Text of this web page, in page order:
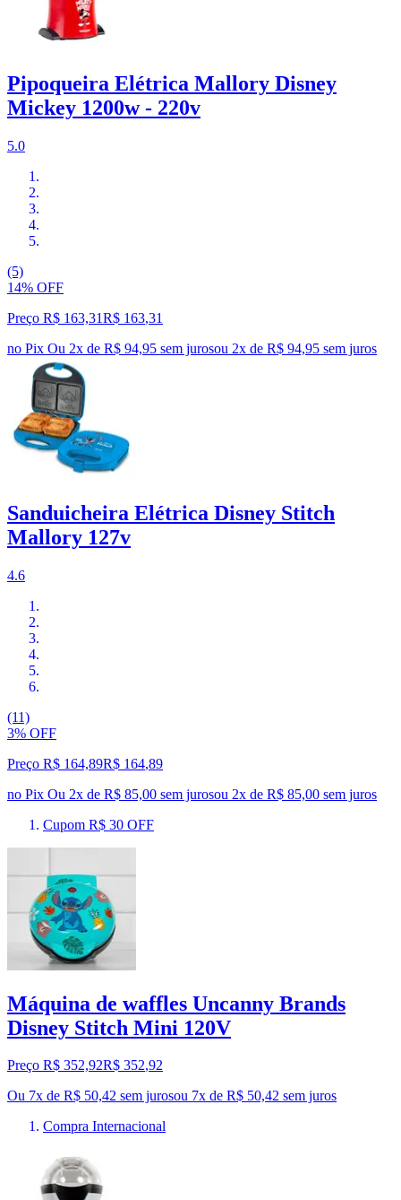
Pipoqueira Elétrica Mallory Disney
Mickey 1200w - 220v
5.0
(5)
14% OFF
Preço R$ 163,31R$ 163,31
no Pix Ou 2x de R$ 94,95 sem jurosou 2x de R$ 94,95 sem juros
Sanduicheira Elétrica Disney Stitch
Mallory 127v
4.6
(11)
3% OFF
Preço R$ 164,89R$ 164,89
no Pix Ou 2x de R$ 85,00 sem jurosou 2x de R$ 85,00 sem juros
Cupom R$ 30 OFF
Máquina de waffles Uncanny Brands
Disney Stitch Mini 120V
Preço R$ 352,92R$ 352,92
Ou 7x de R$ 50,42 sem jurosou 7x de R$ 50,42 sem juros
Compra Internacional